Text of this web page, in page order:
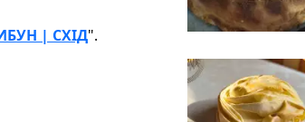
| СХІД".